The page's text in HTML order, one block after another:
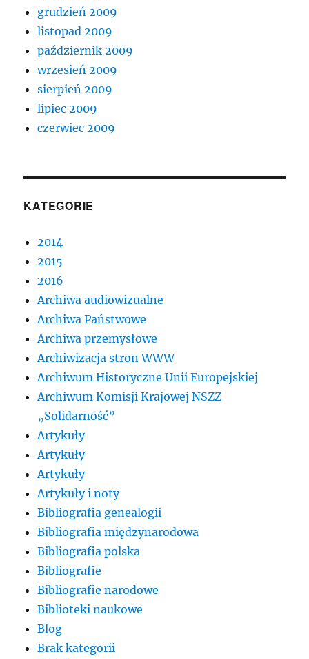
grudzień 2009
listopad 2009
październik 2009
wrzesień 2009
sierpień 2009
lipiec 2009
czerwiec 2009
KATEGORIE
2014
2015
2016
Archiwa audiowizualne
Archiwa Państwowe
Archiwa przemysłowe
Archiwizacja stron WWW
Archiwum Historyczne Unii Europejskiej
Archiwum Komisji Krajowej NSZZ
„Solidarność”
Artykuły
Artykuły
Artykuły
Artykuły i noty
Bibliografia genealogii
Bibliografia międzynarodowa
Bibliografia polska
Bibliografie
Bibliografie narodowe
Biblioteki naukowe
Blog
Brak kategorii